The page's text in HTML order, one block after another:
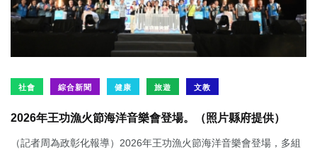
社會 綜合新聞 健康 旅遊 文教
2026年王功漁火節海洋音樂會登場。（照片縣府提供）
（記者周為政彰化報導）2026年王功漁火節海洋音樂會登場，多組